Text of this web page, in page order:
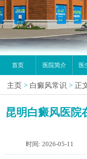
首页 医院简介 医
主页 > 白癜风常识 > 正
昆明白癜风医院
时间: 2026-05-11